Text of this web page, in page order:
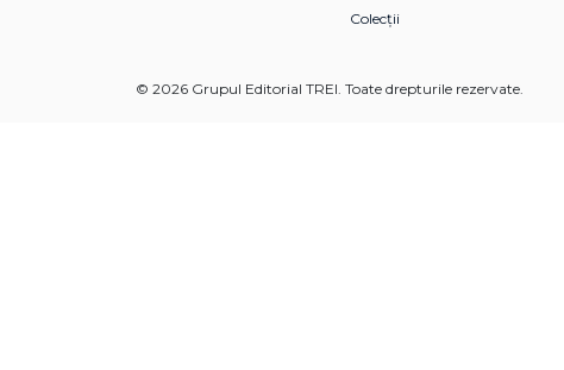
Colecții
© 2026 Grupul Editorial TREI. Toate drepturile rezervate.